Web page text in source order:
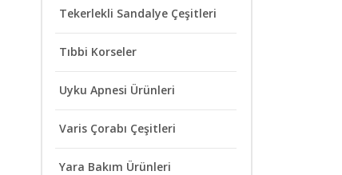
Tekerlekli Sandalye Çeşitleri
Tıbbi Korseler
Uyku Apnesi Ürünleri
Varis Çorabı Çeşitleri
Yara Bakım Ürünleri